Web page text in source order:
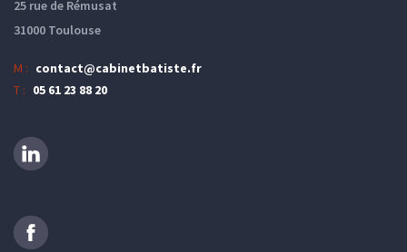
25 rue de Rémusat
31000 Toulouse
M : contact@cabinetbatiste.fr
T : 05 61 23 88 20